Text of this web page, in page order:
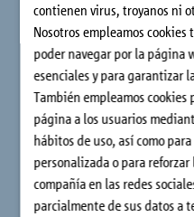
contienen virus, troyanos ni
Nosotros empleamos
poder navegar por la página
esenciales y para garantizar
También empleamos
página a los usuarios
hábitos de uso, así como
personalizada o para
compañía en las redes
parcialmente de sus datos a
Empresa
Contacto